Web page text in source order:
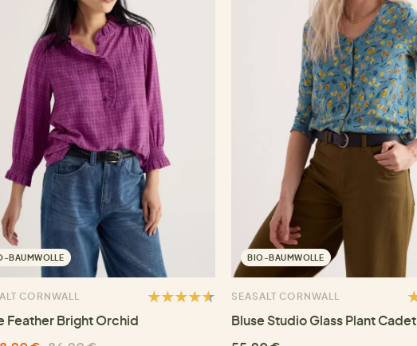
BAUMWOLLE
CORNWALL
Feather Bright Orchid
BIO-BAUMWOLLE
SEASALT CORNWALL
Bluse Studio Glass Plant Cadet